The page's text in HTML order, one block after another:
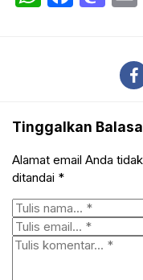
Tinggalkan
Alamat email Anda
ditandai *